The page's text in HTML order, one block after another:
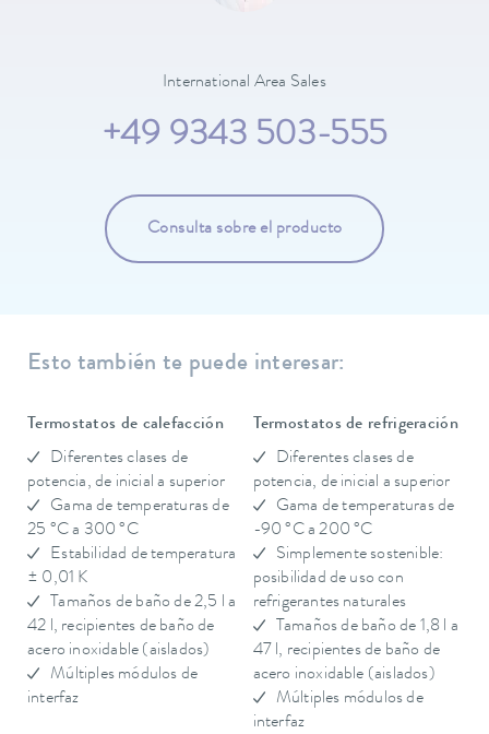
International Area Sales
+49 9343 503-555
Consulta sobre el producto
Esto también te puede interesar:
Termostatos de calefacción
Diferentes clases de
potencia, de inicial a superior
Gama de temperaturas de
25 °C a 300 °C
Estabilidad de temperatura
± 0,01 K
Tamaños de baño de 2,5 l a
42 l, recipientes de baño de
acero inoxidable (aislados)
Múltiples módulos de
interfaz
Termostatos de refrigeración
Diferentes clases de
potencia, de inicial a superior
Gama de temperaturas de
-90 °C a 200 °C
Simplemente sostenible:
posibilidad de uso con
refrigerantes naturales
Tamaños de baño de 1,8 l a
47 l, recipientes de baño de
acero inoxidable (aislados)
Múltiples módulos de
interfaz